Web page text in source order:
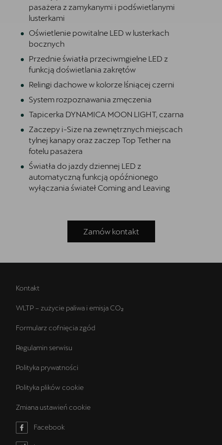
pasażera z zamykanymi i podświetlanymi
lusterkami
Oświetlenie powitalne LED w lusterkach
bocznych
Przednie światła przeciwmgielne LED z
funkcją doświetlania zakrętów
Relingi dachowe w kolorze lśniącej czerni
System rozpoznawania zmęczenia
Tapicerka DYNAMICA MOON LIGHT, czarna
Zaczepy i-Size na zewnętrznych miejscach
tylnej kanapy oraz zaczep Top Tether na
fotelu pasażera
Światła do jazdy dziennej LED z
automatyczną funkcją opóźnionego
wyłączania świateł Coming and Leaving
Zamów kontakt
Kontakt
WLTP – zużycie paliwa i emisja CO₂
Formularz cofnięcia zgód
Regulamin serwisu
Polityka prywatności
Polityka plików cookie
Zmiana ustawień cookie
Facebook